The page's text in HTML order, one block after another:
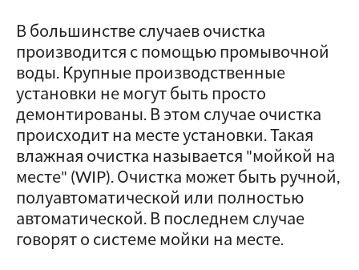
В большинстве случаев очистка
производится с помощью промывочной
воды. Крупные производственные
установки не могут быть просто
демонтированы. В этом случае очистка
происходит на месте установки. Такая
влажная очистка называется "мойкой на
месте" (WIP). Очистка может быть ручной,
полуавтоматической или полностью
автоматической. В последнем случае
говорят о системе мойки на месте.